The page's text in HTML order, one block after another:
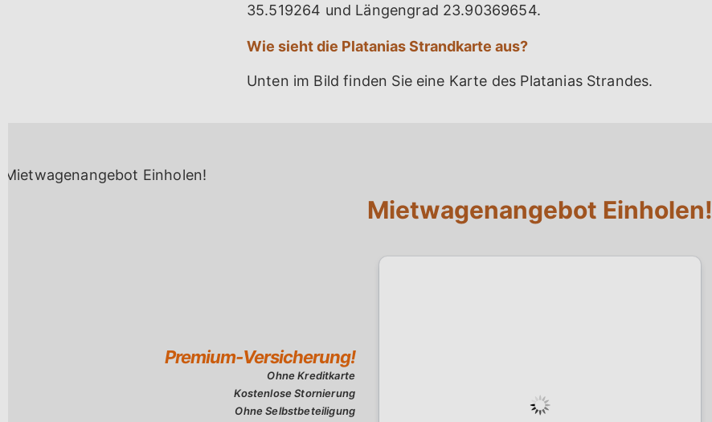
35.519264 und Längengrad 23.90369654.
Wie sieht die Platanias Strandkarte aus?
Unten im Bild finden Sie eine Karte des Platanias Strandes.
Mietwagenangebot Einholen!